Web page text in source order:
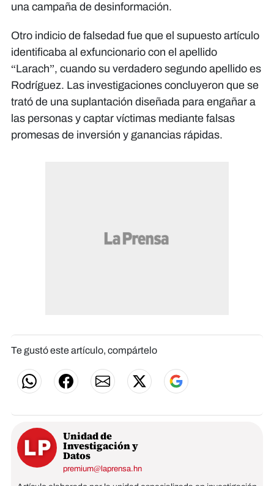
una campaña de desinformación.
Otro indicio de falsedad fue que el supuesto artículo
identificaba al exfuncionario con el apellido
“Larach”, cuando su verdadero segundo apellido es
Rodríguez. Las investigaciones concluyeron que se
trató de una suplantación diseñada para engañar a
las personas y captar víctimas mediante falsas
promesas de inversión y ganancias rápidas.
Te gustó este artículo, compártelo
Unidad de
Investigación y
Datos
premium@laprensa.hn